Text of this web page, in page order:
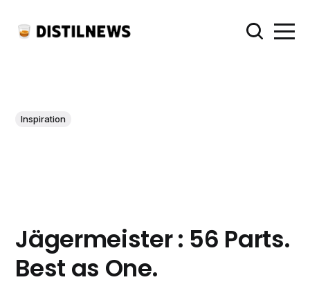
Inspiration
Jägermeister : 56 Parts.
Best as One.